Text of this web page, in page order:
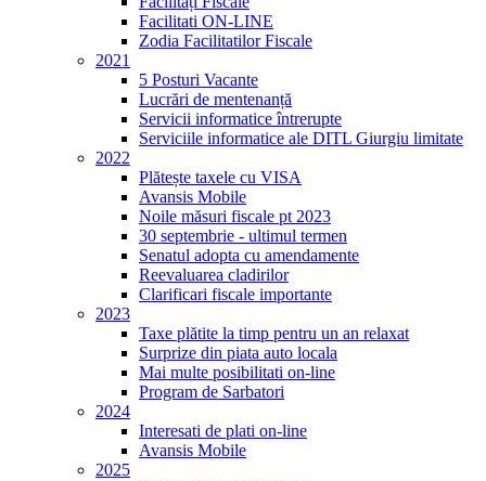
Facilitati ON-LINE
Zodia Facilitatilor Fiscale
2021
5 Posturi Vacante
Lucrări de mentenanță
Servicii informatice întrerupte
Serviciile informatice ale DITL Giurgiu limitate
2022
Plătește taxele cu VISA
Avansis Mobile
Noile măsuri fiscale pt 2023
30 septembrie - ultimul termen
Senatul adopta cu amendamente
Reevaluarea cladirilor
Clarificari fiscale importante
2023
Taxe plătite la timp pentru un an relaxat
Surprize din piata auto locala
Mai multe posibilitati on-line
Program de Sarbatori
2024
Interesati de plati on-line
Avansis Mobile
2025